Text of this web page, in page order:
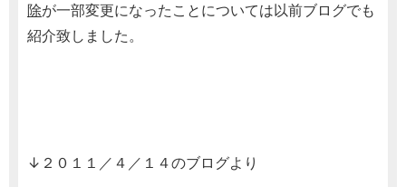
除が一部変更になったことについては以前ブログでも
紹介致しました。
↓２０１１／４／１４のブログより